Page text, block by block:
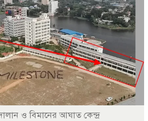
ও বিমানের আঘাত কেন্দ্র